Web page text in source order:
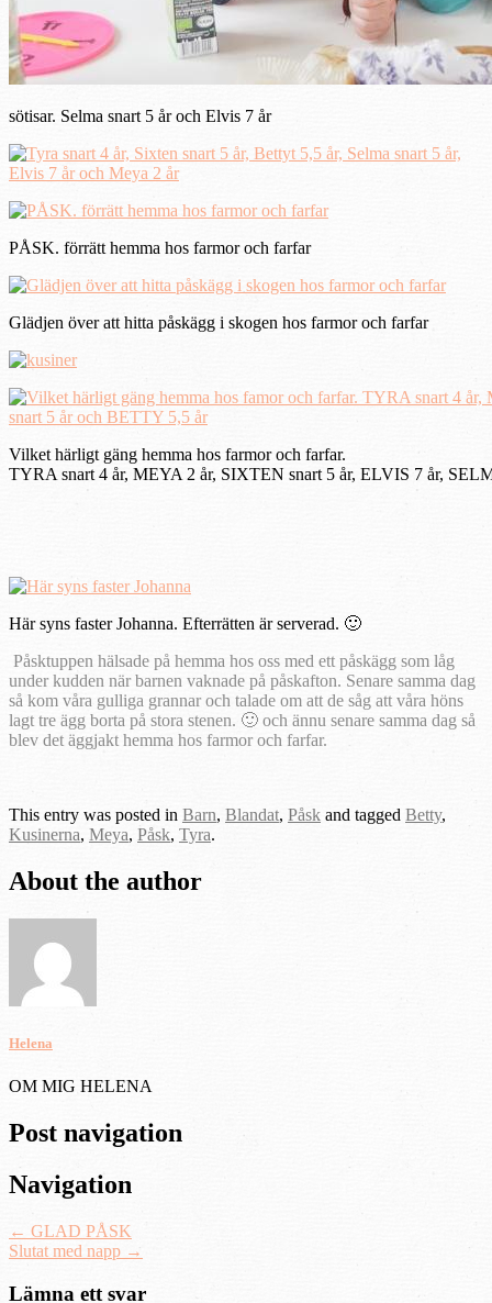
sötisar. Selma snart 5 år och Elvis 7 år
PÅSK. förrätt hemma hos farmor och farfar
Glädjen över att hitta påskägg i skogen hos farmor och farfar
Vilket härligt gäng hemma hos farmor och farfar.
TYRA snart 4 år, MEYA 2 år, SIXTEN snart 5 år, ELVIS 7 år,
Här syns faster Johanna. Efterrätten är serverad. 🙂
Påsktuppen hälsade på hemma hos oss med ett påskägg som låg
under kudden när barnen vaknade på påskafton. Senare samma dag
så kom våra gulliga grannar och talade om att de såg att våra höns
lagt tre ägg borta på stora stenen. 🙂 och ännu senare samma dag så
blev det äggjakt hemma hos farmor och farfar.
This entry was posted in Barn, Blandat, Påsk and tagged Betty,
Kusinerna, Meya, Påsk, Tyra.
About the author
Helena
OM MIG HELENA
Post navigation
Navigation
← GLAD PÅSK
Slutat med napp →
Lämna ett svar